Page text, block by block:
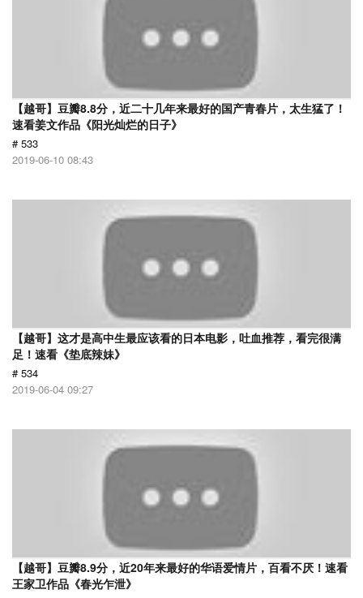
【越哥】豆瓣8.8分，近二十几年来最好的国产青春片，太生猛了！
速看姜文作品《阳光灿烂的日子》
# 533
2019-06-10 08:43
【越哥】这才是高中生最应该看的日本电影，吐血推荐，看完很满
足！速看《垫底辣妹》
# 534
2019-06-04 09:27
【越哥】豆瓣8.9分，近20年来最好的华语爱情片，百看不厌！速看
王家卫作品《春光乍泄》